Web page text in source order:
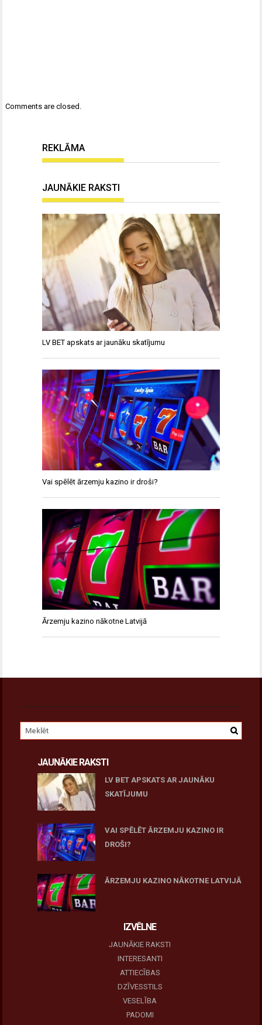
Comments are closed.
REKLĀMA
JAUNĀKIE RAKSTI
LV BET apskats ar jaunāku skatījumu
Vai spēlēt ārzemju kazino ir droši?
Ārzemju kazino nākotne Latvijā
JAUNĀKIE RAKSTI
LV BET APSKATS AR JAUNĀKU
SKATĪJUMU
VAI SPĒLĒT ĀRZEMJU KAZINO IR
DROŠI?
ĀRZEMJU KAZINO NĀKOTNE LATVIJĀ
IZVĒLNE
JAUNĀKIE RAKSTI
INTERESANTI
ATTIECĪBAS
DZĪVESSTILS
VESELĪBA
PADOMI